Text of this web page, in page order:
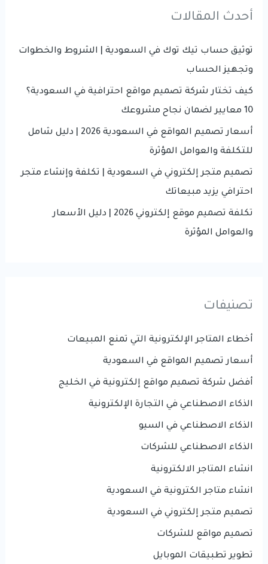
تحسين
شركة
أرشفة
مواقع
في
السعودية
734057229
c
f
أحدث المقالات
توثيق حساب تيك توك في السعودية | الشروط والخطوات
وتجهيز الحساب
كيف تختار شركة تصميم مواقع احترافية في السعودية؟
10 معايير لضمان نجاح مشروعك
أسعار تصميم المواقع في السعودية 2026 | دليل شامل
للتكلفة والعوامل المؤثرة
تصميم متجر إلكتروني في السعودية | تكلفة وإنشاء متجر
احترافي يزيد مبيعاتك
تكلفة تصميم موقع إلكتروني 2026 | دليل الأسعار
والعوامل المؤثرة
تصنيفات
أخطاء المتاجر الإلكترونية التي تمنع المبيعات
أسعار تصميم المواقع في السعودية
أفضل شركة تصميم مواقع إلكترونية في الخليج
الذكاء الاصطناعي في التجارة الإلكترونية
الذكاء الاصطناعي في السيو
الذكاء الاصطناعي للشركات
انشاء المتاجر الالكترونية
انشاء متاجر الكترونية في السعودية
تصميم متجر إلكتروني في السعودية
تصميم مواقع للشركات
تطوير تطبيقات الموبايل